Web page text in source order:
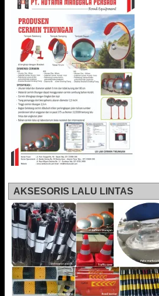
AKSESORIS LALU LINTAS